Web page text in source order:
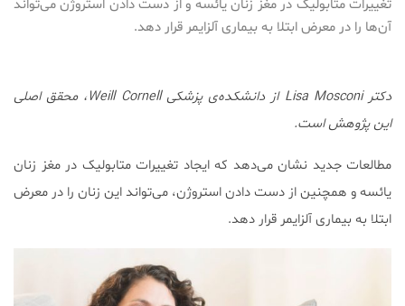
تغییرات متابولیک در مغز زنان یائسه و از دست دادن استروژن می‌تواند
آن‌ها را در معرض ابتلا به بیماری آلزایمر قرار دهد.
دکتر Lisa Mosconi از دانشکده‌ی پزشکی Weill Cornell، محقق اصلی
این پژوهش است.
مطالعات جدید نشان می‌دهد که ایجاد تغییرات متابولیک در مغز زنان
یائسه و همچنین از دست دادن استروژن، می‌تواند این زنان را در معرض
ابتلا به بیماری آلزایمر قرار دهد.